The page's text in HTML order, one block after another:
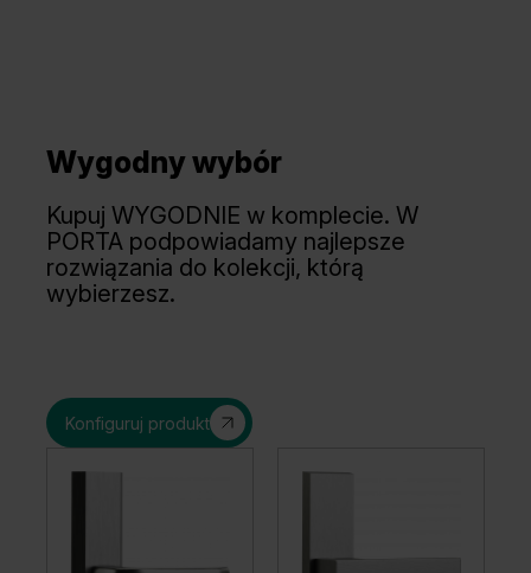
Tabacco Orzech Taupe Matowy
Wygodny wybór
Kupuj WYGODNIE w komplecie. W
PORTA podpowiadamy najlepsze
rozwiązania do kolekcji, którą
wybierzesz.
Konfiguruj produkt